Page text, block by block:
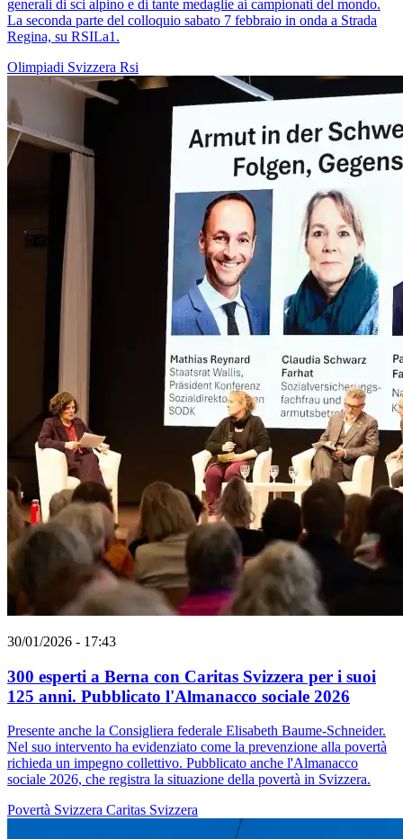
generali di sci alpino e di tante medaglie ai campionati del mondo.
La seconda parte del colloquio sabato 7 febbraio in onda a Strada
Regina, su RSILa1.
Olimpiadi Svizzera Rsi
30/01/2026 - 17:43
300 esperti a Berna con Caritas Svizzera per i suoi
125 anni. Pubblicato l'Almanacco sociale 2026
Presente anche la Consigliera federale Elisabeth Baume-Schneider.
Nel suo intervento ha evidenziato come la prevenzione alla povertà
richieda un impegno collettivo. Pubblicato anche l'Almanacco
sociale 2026, che registra la situazione della povertà in Svizzera.
Povertà Svizzera Caritas Svizzera